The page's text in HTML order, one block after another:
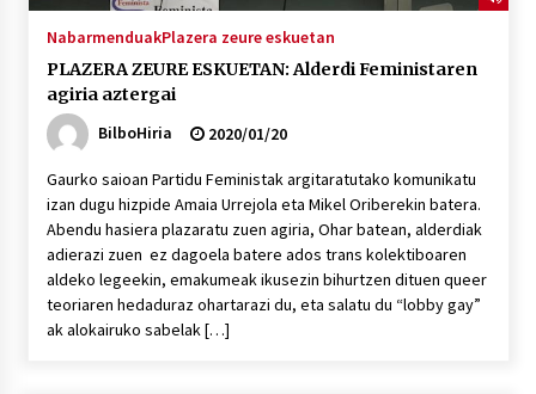
NabarmenduakPlazera zeure eskuetan
PLAZERA ZEURE ESKUETAN: Alderdi Feministaren
agiria aztergai
BilboHiria
2020/01/20
Gaurko saioan Partidu Feministak argitaratutako komunikatu
izan dugu hizpide Amaia Urrejola eta Mikel Oriberekin batera.
Abendu hasiera plazaratu zuen agiria, Ohar batean, alderdiak
adierazi zuen ez dagoela batere ados trans kolektiboaren
aldeko legeekin, emakumeak ikusezin bihurtzen dituen queer
teoriaren hedaduraz ohartarazi du, eta salatu du “lobby gay”
ak alokairuko sabelak […]